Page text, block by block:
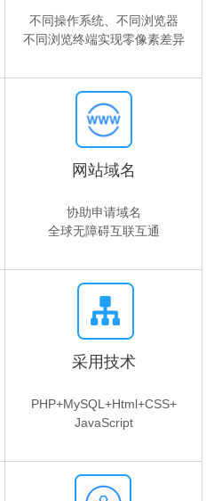
不同操作系统、不同浏览器
不同浏览终端实现零像素差异
网站域名
协助申请域名
全球无障碍互联互通
采用技术
PHP+MySQL+Html+CSS+
JavaScript